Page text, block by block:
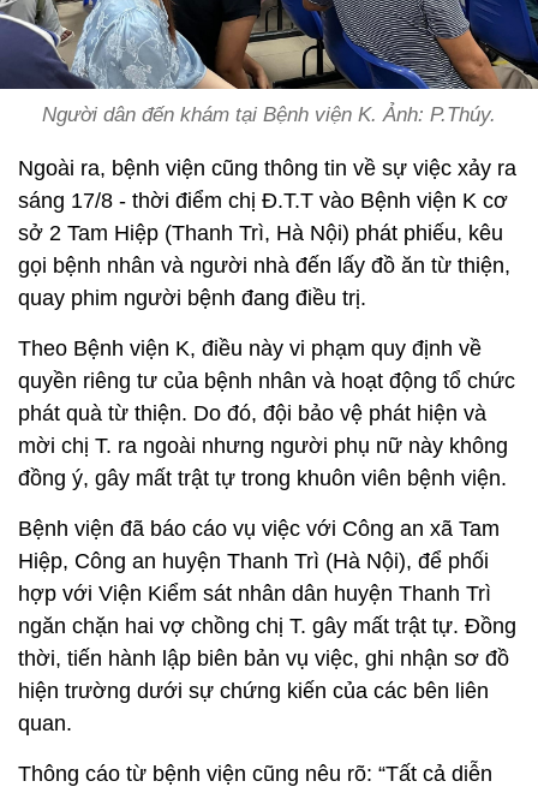
Người dân đến khám tại Bệnh viện K. Ảnh: P.Thúy.
Ngoài ra, bệnh viện cũng thông tin về sự việc xảy ra
sáng 17/8 - thời điểm chị Đ.T.T vào Bệnh viện K cơ
sở 2 Tam Hiệp (Thanh Trì, Hà Nội) phát phiếu, kêu
gọi bệnh nhân và người nhà đến lấy đồ ăn từ thiện,
quay phim người bệnh đang điều trị.
Theo Bệnh viện K, điều này vi phạm quy định về
quyền riêng tư của bệnh nhân và hoạt động tổ chức
phát quà từ thiện. Do đó, đội bảo vệ phát hiện và
mời chị T. ra ngoài nhưng người phụ nữ này không
đồng ý, gây mất trật tự trong khuôn viên bệnh viện.
Bệnh viện đã báo cáo vụ việc với Công an xã Tam
Hiệp, Công an huyện Thanh Trì (Hà Nội), để phối
hợp với Viện Kiểm sát nhân dân huyện Thanh Trì
ngăn chặn hai vợ chồng chị T. gây mất trật tự. Đồng
thời, tiến hành lập biên bản vụ việc, ghi nhận sơ đồ
hiện trường dưới sự chứng kiến của các bên liên
quan.
Thông cáo từ bệnh viện cũng nêu rõ: “Tất cả diễn